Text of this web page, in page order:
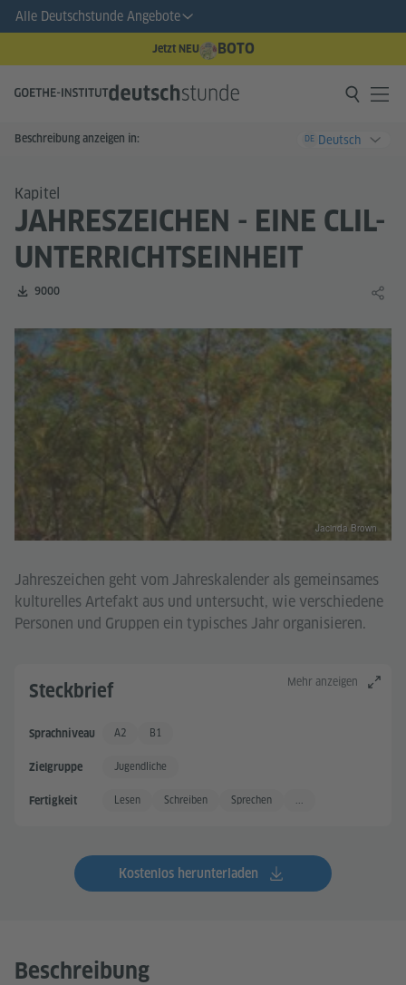
Alle Deutschstunde Angebote
Jetzt NEU BOTO
Beschreibung anzeigen in: DE Deutsch
Kapitel
JAHRESZEICHEN - EINE CLIL-
UNTERRICHTSEINHEIT
Zahl der Downloads:
9000
Jacinda Brown
Jahreszeichen geht vom Jahreskalender als gemeinsames
kulturelles Artefakt aus und untersucht, wie verschiedene
Personen und Gruppen ein typisches Jahr organisieren.
Mehr anzeigen
Steckbrief
Sprachniveau Grundkenntnisse +
A2 Gute Sprachkenntnisse
B1
Zielgruppe Jugendliche
Fertigkeit Lesen Schreiben Sprechen ...
Kostenlos herunterladen
Beschreibung